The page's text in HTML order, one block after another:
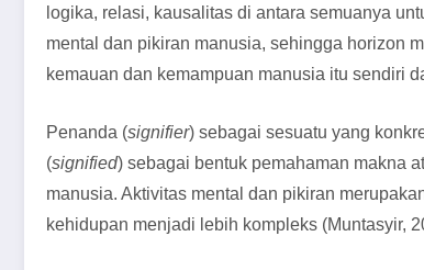
logika, relasi, kausalitas di antara semuanya
mental dan pikiran manusia, sehingga horizon
kemauan dan kemampuan manusia itu sendiri
Penanda (signifier) sebagai sesuatu yang
(signified) sebagai bentuk pemahaman makna
manusia. Aktivitas mental dan pikiran
kehidupan menjadi lebih kompleks (Muntasyir,